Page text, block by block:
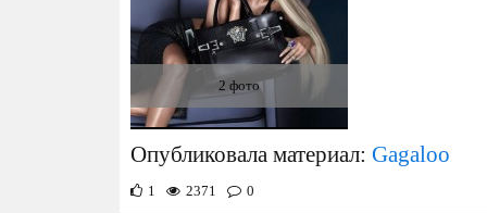
2 фото
Опубликовала материал: Gagaloo
1 2371 0